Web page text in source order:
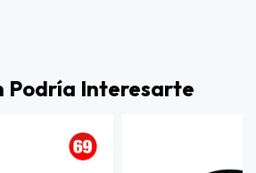
Podría Interesarte